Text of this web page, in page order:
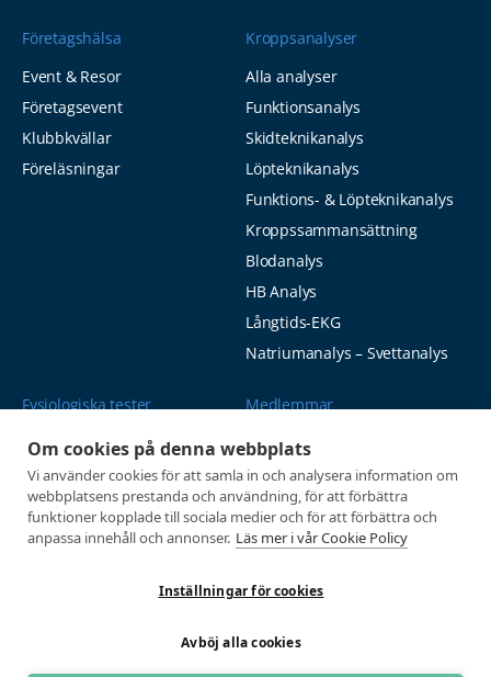
Om cookies på denna webbplats
Vi använder cookies för att samla in och analysera information om
webbplatsens prestanda och användning, för att förbättra
funktioner kopplade till sociala medier och för att förbättra och
anpassa innehåll och annonser. Läs mer i vår Cookie Policy
Inställningar för cookies
Avböj alla cookies
Företagshälsa
Event & Resor
Företagsevent
Klubbkvällar
Föreläsningar
Kroppsanalyser
Alla analyser
Funktionsanalys
Skidteknikanalys
Löpteknikanalys
Funktions- & Löpteknikanalys
Kroppssammansättning
Blodanalys
HB Analys
Långtids-EKG
Natriumanalys – Svettanalys
Fysiologiska tester
Alla tester
Tröskeltest cykel
Tröskeltest löpning
Tröskeltest skidor
Medlemmar
Mina sidor
Vanliga frågor
AUTOGIRO
© 2026